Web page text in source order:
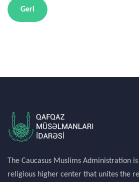
Geri
The Caucasus Muslims Administration
religious higher center that unites the